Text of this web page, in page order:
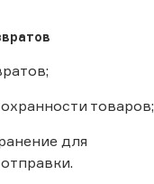
товаров;
для